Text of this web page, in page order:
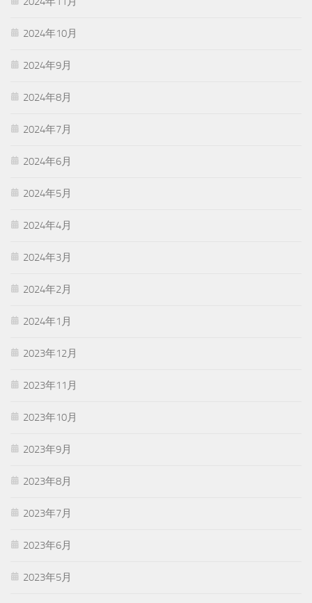
2024年10月
2024年9月
2024年8月
2024年7月
2024年6月
2024年5月
2024年4月
2024年3月
2024年2月
2024年1月
2023年12月
2023年11月
2023年10月
2023年9月
2023年8月
2023年7月
2023年6月
2023年5月